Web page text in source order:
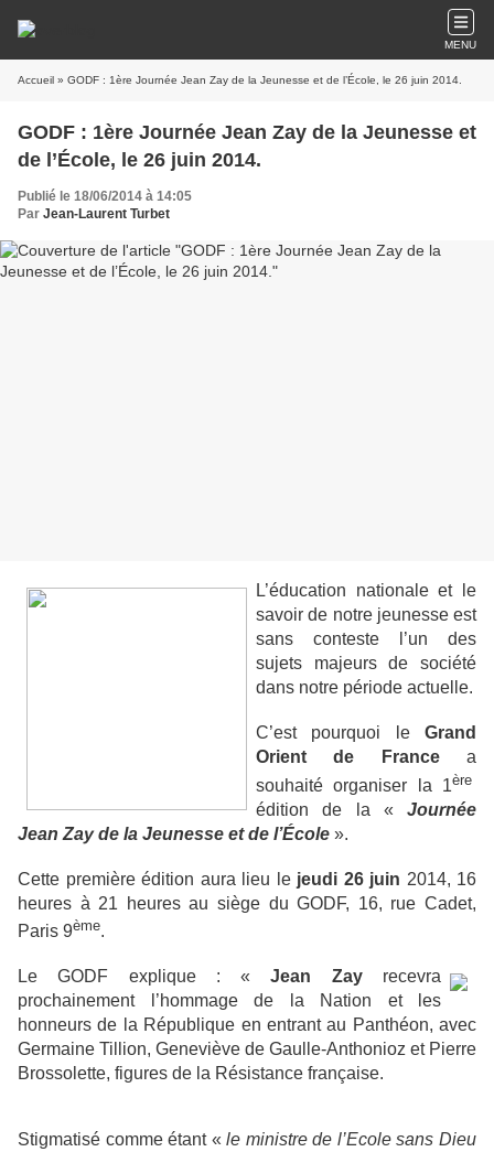
MENU
Accueil » GODF : 1ère Journée Jean Zay de la Jeunesse et de l’École, le 26 juin 2014.
GODF : 1ère Journée Jean Zay de la Jeunesse et
de l’École, le 26 juin 2014.
Publié le 18/06/2014 à 14:05
Par Jean-Laurent Turbet
L’éducation nationale et le
savoir de notre jeunesse est
sans conteste l’un des
sujets majeurs de société
dans notre période actuelle.
C’est pourquoi le Grand
Orient de Francea
souhaité organiser la 1ère
édition de la « Journée
Jean Zay de la Jeunesse et de l’École ».
Cette première édition aura lieu le jeudi 26 juin 2014, 16
heures à 21 heures au siège du GODF, 16, rue Cadet,
Paris 9ème.
Le GODF explique : «Jean Zayrecevra
prochainement l’hommage de la Nation et les
honneurs de la République en entrant au Panthéon, avec
Germaine Tillion, Geneviève de Gaulle-Anthonioz et Pierre
Brossolette, figures de la Résistance française.
Stigmatisé comme étant «le ministre de l’Ecole sans Dieu